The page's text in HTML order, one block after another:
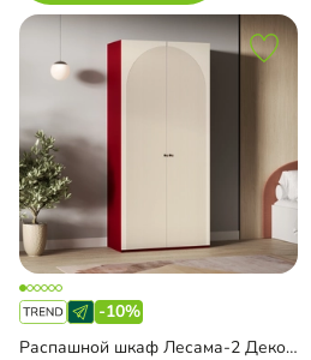
-10%
Распашной шкаф Лесама-2 Декор 4